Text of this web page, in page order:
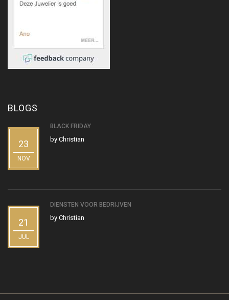
BLOGS
23
NOV
BLACK FRIDAY
by Christian
21
JUL
DIENSTEN VOOR BEDRIJVEN
by Christian